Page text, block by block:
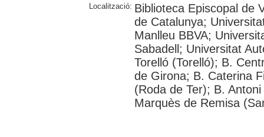
Localització: Biblioteca Episcopal de
de Catalunya;
Manlleu BBVA;
Sabadell; Universitat
Torelló (Torelló); B.
de Girona; B. Caterina
(Roda de Ter); B.
Marquès de Remisa